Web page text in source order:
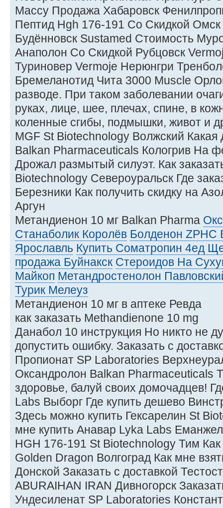
Массу Продажа Хабаровск
Пептид Hgh 176-191 Со Скидкой
Будённовск Sustamed Стоимость
Анаполон Со Скидкой Рубцовск
Туриновер Vermoje Нерюнгри
Бремеланотид Чита 3000 Muscle
разводе. При таком заболевании
руках, лице, шее, плечах, спине, в
коленные сгибы, подмышки, живот и
MGF St Biotechnology Волжский Какая
Balkan Pharmaceuticals Кологрив На
Дрожал размытый силуэт. Как
Biotechnology Североуральск Где
Березники Как получить скидку на
Аргун
Метандиенон 10 мг Balkan Pharma
Станаболик Королёв Болденон ZPHC
Ярославль Купить Cоматропин 4ед
продажа Буйнакск Стероидов На
Майкоп Метандростенолон
Турик Мелеуз
Метандиенон 10 мг в аптеке Ревда
как заказать Methandienone 10 mg
Данабол 10 инструкция Но никто не
допустить ошибку. Заказать с
Пропионат SP Laboratories
Оксандролон Balkan Pharmaceuticals
здоровье, балуй своих домочадцев!
Labs Выборг Где купить дешево
Здесь можно купить Гексарелин St
мне купить Анавар Lyka Labs
HGH 176-191 St Biotechnology Тим
Golden Dragon Волгоград Как мне
Донской Заказать с доставкой
ABURAIHAN IRAN Дивногорск
Ундесиленат SP Laboratories